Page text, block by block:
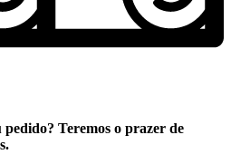
pedido? Teremos o prazer de